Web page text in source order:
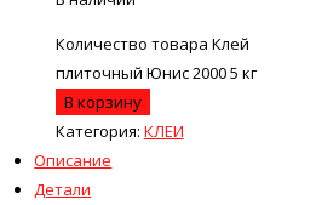
Количество товара Клей
плиточный Юнис 2000 5 кг
В корзину
Категория: КЛЕИ
Описание
Детали